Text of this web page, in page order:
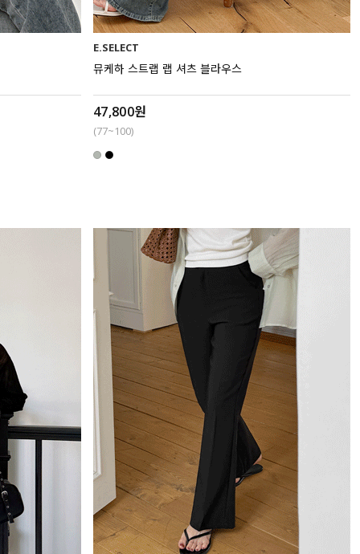
E.SELECT
뮤케하 스트랩 랩 셔츠 블라우스
47,800원
(77~100)